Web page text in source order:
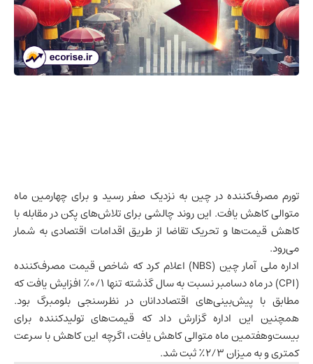
تورم مصرف‌کننده درچین به نزدیک صفر رسید و برای چهارمین ماه
متوالی کاهش یافت. این روند چالشی برای تلاش‌های پکن در مقابله با
کاهش قیمت‌ها و تحریک تقاضا از طریق اقدامات اقتصادی به شمار
می‌رود.
اداره ملی آمار چین (NBS) اعلام کرد که شاخص قیمت مصرف‌کننده
(CPI) در ماه دسامبر نسبت به سال گذشته تنها ۰/۱٪ افزایش یافت که
مطابق با پیش‌بینی‌های اقتصاددانان در نظرسنجی بلومبرگ بود.
همچنین این اداره گزارش داد که قیمت‌های تولیدکننده برای
بیست‌وهفتمین ماه متوالی کاهش یافت، اگرچه این کاهش با سرعت
کمتری و به میزان ۲/۳٪ ثبت شد.